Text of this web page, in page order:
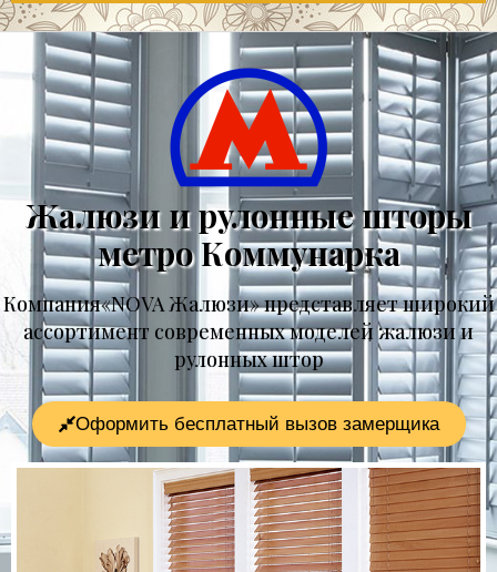
Жалюзи и рулонные шторы
метро Коммунарка
Компания«NOVA Жалюзи» представляет широкий
ассортимент современных моделей жалюзи и
рулонных штор
Оформить бесплатный вызов замерщика